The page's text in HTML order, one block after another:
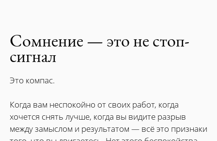
Сомнение — это не стоп-
сигнал
Это компас.
Когда вам неспокойно от своих работ, когда
хочется снять лучше, когда вы видите разрыв
между замыслом и результатом — всё это признаки